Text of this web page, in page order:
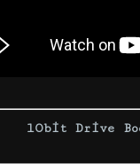
lObit Drive